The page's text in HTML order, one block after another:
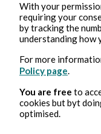
Quatrième de
Harold Cath 2min de
With your
requiring your
by tracking the
understanding how
For more
Policy page.
You are free to
cookies but byt
optimised.